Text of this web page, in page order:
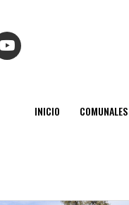
INICIO COMUNALES